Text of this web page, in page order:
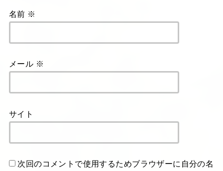
名前 ※
メール ※
サイト
次回のコメントで使用するためブラウザーに自分の名